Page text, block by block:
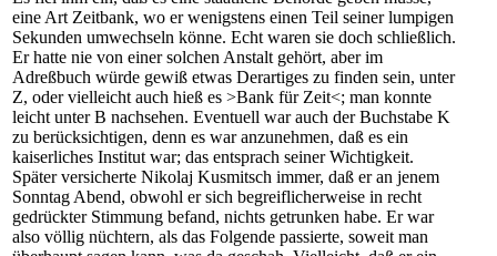
eine Art Zeitbank, wo er wenigstens einen Teil seiner lumpigen
Sekunden umwechseln könne. Echt waren sie doch schließlich.
Er hatte nie von einer solchen Anstalt gehört, aber im
Adreßbuch würde gewiß etwas Derartiges zu finden sein, unter
Z, oder vielleicht auch hieß es >Bank für Zeit<; man konnte
leicht unter B nachsehen. Eventuell war auch der Buchstabe K
zu berücksichtigen, denn es war anzunehmen, daß es ein
kaiserliches Institut war; das entsprach seiner Wichtigkeit.
Später versicherte Nikolaj Kusmitsch immer, daß er an jenem
Sonntag Abend, obwohl er sich begreiflicherweise in recht
gedrückter Stimmung befand, nichts getrunken habe. Er war
also völlig nüchtern, als das Folgende passierte, soweit man